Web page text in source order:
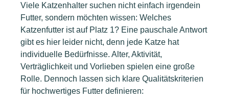
Viele Katzenhalter suchen nicht einfach irgendein
Futter, sondern möchten wissen: Welches
Katzenfutter ist auf Platz 1? Eine pauschale Antwort
gibt es hier leider nicht, denn jede Katze hat
individuelle Bedürfnisse. Alter, Aktivität,
Verträglichkeit und Vorlieben spielen eine große
Rolle. Dennoch lassen sich klare Qualitätskriterien
für hochwertiges Futter definieren: